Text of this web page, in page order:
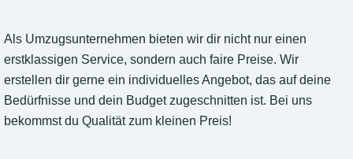
Als Umzugsunternehmen bieten wir dir nicht nur einen
erstklassigen Service, sondern auch faire Preise. Wir
erstellen dir gerne ein individuelles Angebot, das auf deine
Bedürfnisse und dein Budget zugeschnitten ist. Bei uns
bekommst du Qualität zum kleinen Preis!